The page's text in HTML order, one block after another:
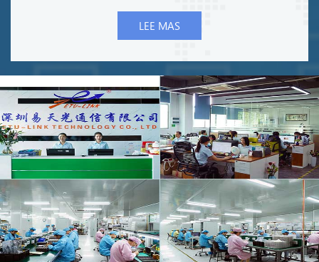
calidad de producto confiable, habilidades profesionales
y una amplia red de ventas en el país y en el extranjero,
los proveedores preferidos de muchas empresas
conocidas en la industria de la fibra óptica. como
orientado a la tecnología empresa, ETU-Link considera
“avanzado tecnología ” y “calidad productos ” como
nuestra competitividad innovadora, y estamos orgullosos
de nuestra experiencia I + D y brillante equipo de
marketing, que brindan un sistema de garantía de
tecnología sólida y confiable & servicio eficiente.
excelente servicio, precios competitivos, pronta entrega
LEE MAS